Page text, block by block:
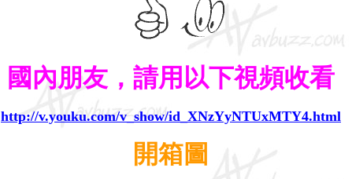
國內朋友，請用以下視頻收看
http://v.youku.com/v_show/id_XNzYyNTUxMTY4.html
開箱圖